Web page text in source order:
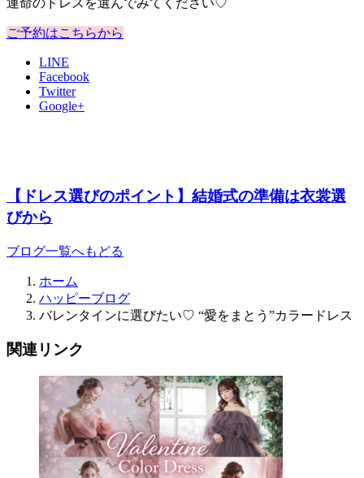
運命のドレスを選んでみてください♡
ご予約はこちらから
LINE
Facebook
Twitter
Google+
【ドレス選びのポイント】結婚式の準備は衣裳選
びから
ブログ一覧へもどる
ホーム
ハッピーブログ
バレンタインに選びたい♡ “愛をまとう”カラードレス
関連リンク